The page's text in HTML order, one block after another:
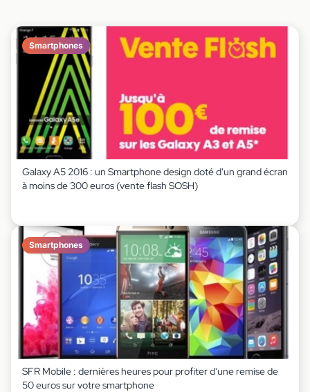
Smartphones
Galaxy A5 2016 : un Smartphone design doté d'un grand écran
à moins de 300 euros (vente flash SOSH)
Smartphones
SFR Mobile : dernières heures pour profiter d'une remise de
50 euros sur votre smartphone